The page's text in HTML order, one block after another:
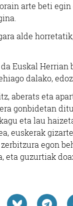
arte beti
alde
Euskal
dalako,
aberats eta
gonbidetan
eta lau
euskerak
egon
eta guzurtiak